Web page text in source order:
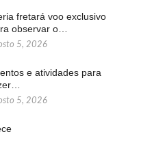
fretará voo exclusivo
observar o…
5, 2026
e atividades para
5, 2026